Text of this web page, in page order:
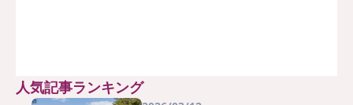
人気記事ランキング